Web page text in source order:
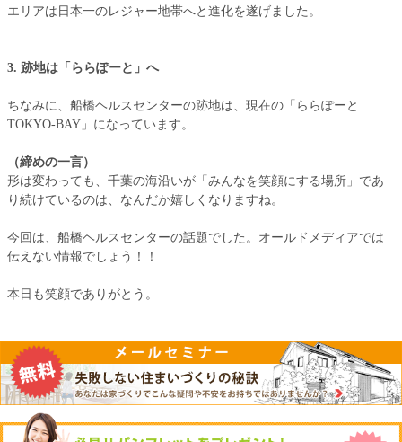
エリアは日本一のレジャー地帯へと進化を遂げました。
3. 跡地は「ららぽーと」へ
ちなみに、船橋ヘルスセンターの跡地は、現在の「ららぽーと
TOKYO-BAY」になっています。
（締めの一言）
形は変わっても、千葉の海沿いが「みんなを笑顔にする場所」であ
り続けているのは、なんだか嬉しくなりますね。
今回は、船橋ヘルスセンターの話題でした。オールドメディアでは
伝えない情報でしょう！！
本日も笑顔でありがとう。